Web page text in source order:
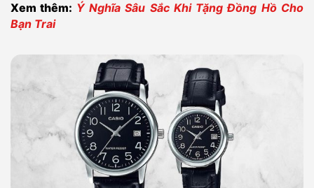
Xem thêm: Ý Nghĩa Sâu Sắc Khi Tặng Đồng Hồ Cho
Bạn Trai